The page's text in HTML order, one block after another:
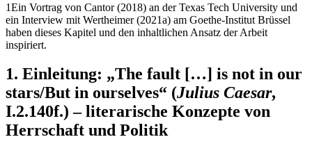
1Ein Vortrag von Cantor (2018) an der Texas Tech University und
ein Interview mit Wertheimer (2021a) am Goethe-Institut Brüssel
haben dieses Kapitel und den inhaltlichen Ansatz der Arbeit
inspiriert.
1. Einleitung: „The fault […] is not in our
stars/But in ourselves“ (Julius Caesar,
I.2.140f.) – literarische Konzepte von
Herrschaft und Politik